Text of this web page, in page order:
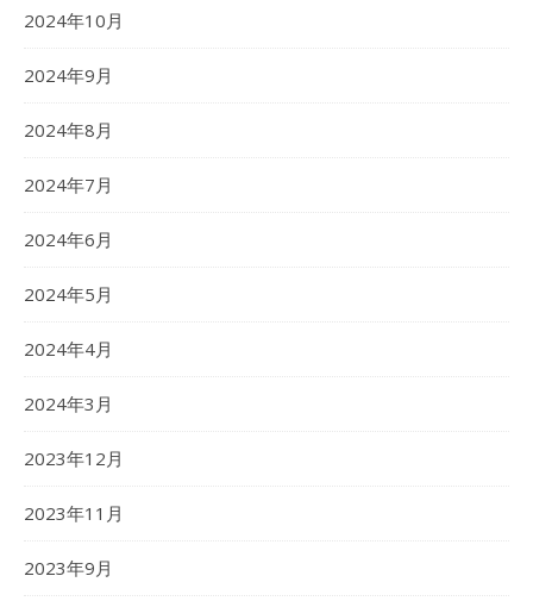
2024年10月
2024年9月
2024年8月
2024年7月
2024年6月
2024年5月
2024年4月
2024年3月
2023年12月
2023年11月
2023年9月